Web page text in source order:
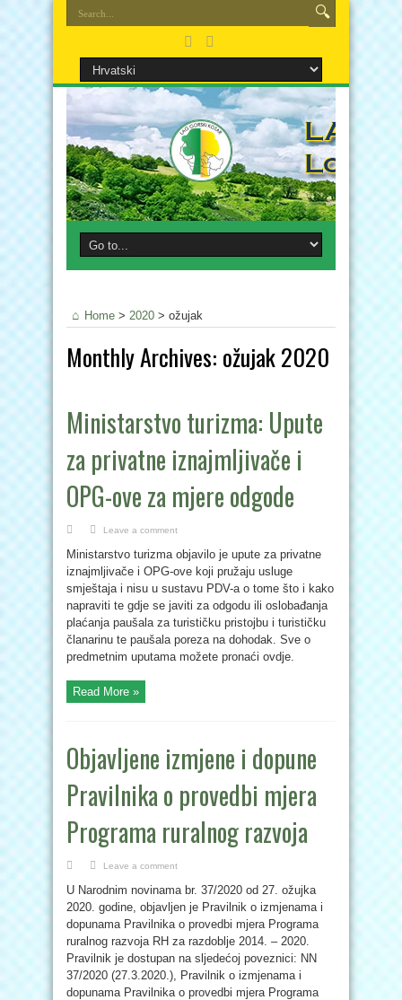
Home > 2020 > ožujak
Monthly Archives: ožujak 2020
Ministarstvo turizma: Upute
za privatne iznajmljivače i
OPG-ove za mjere odgode
Leave a comment
Ministarstvo turizma objavilo je upute za privatne
iznajmljivače i OPG-ove koji pružaju usluge
smještaja i nisu u sustavu PDV-a o tome što i kako
napraviti te gdje se javiti za odgodu ili oslobađanja
plaćanja paušala za turističku pristojbu i turističku
članarinu te paušala poreza na dohodak. Sve o
predmetnim uputama možete pronaći ovdje.
Read More »
Objavljene izmjene i dopune
Pravilnika o provedbi mjera
Programa ruralnog razvoja
Leave a comment
U Narodnim novinama br. 37/2020 od 27. ožujka
2020. godine, objavljen je Pravilnik o izmjenama i
dopunama Pravilnika o provedbi mjera Programa
ruralnog razvoja RH za razdoblje 2014. – 2020.
Pravilnik je dostupan na sljedećoj poveznici: NN
37/2020 (27.3.2020.), Pravilnik o izmjenama i
dopunama Pravilnika o provedbi mjera Programa